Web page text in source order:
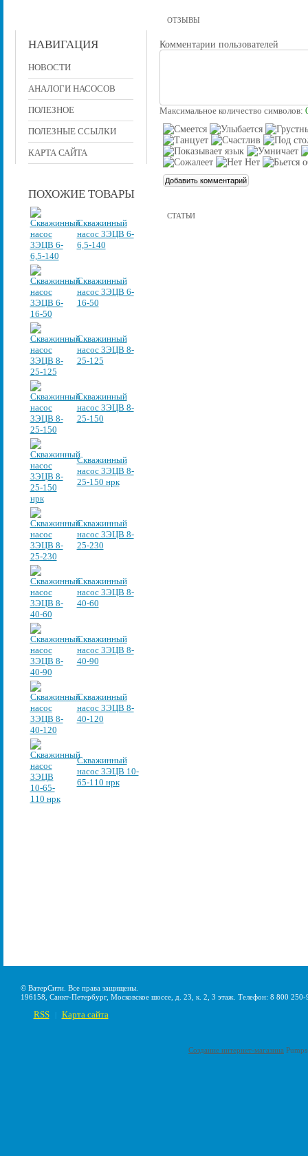
НАВИГАЦИЯ
НОВОСТИ
АНАЛОГИ НАСОСОВ
ПОЛЕЗНОЕ
ПОЛЕЗНЫЕ ССЫЛКИ
КАРТА САЙТА
ПОХОЖИЕ ТОВАРЫ
Скважинный
насос 3ЭЦВ 6-
6,5-140
Скважинный
насос 3ЭЦВ 6-
16-50
Скважинный
насос 3ЭЦВ 8-
25-125
Скважинный
насос 3ЭЦВ 8-
25-150
Скважинный
насос 3ЭЦВ 8-
25-150 нрк
Скважинный
насос 3ЭЦВ 8-
25-230
Скважинный
насос 3ЭЦВ 8-
40-60
Скважинный
насос 3ЭЦВ 8-
40-90
Скважинный
насос 3ЭЦВ 8-
40-120
Скважинный
насос 3ЭЦВ 10-
65-110 нрк
ОТЗЫВЫ
Комментарии пользователей
Максимальное количество символов:
СТАТЬИ
© ВатерСити. Все права защищены.
196158, Санкт-Петербург, Московское шоссе, д. 23, к. 2, 3 этаж. Телефон: 8 800
RSS Карта сайта
Создание интернет-магазина